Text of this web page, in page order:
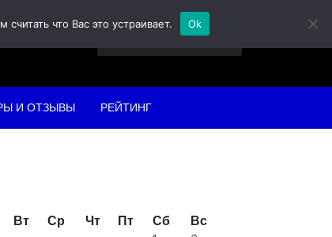
И ОТЗЫВЫ РЕЙТИНГ
Вт Ср Чт Пт Сб
Вс
что Вас это устраивает. Ok